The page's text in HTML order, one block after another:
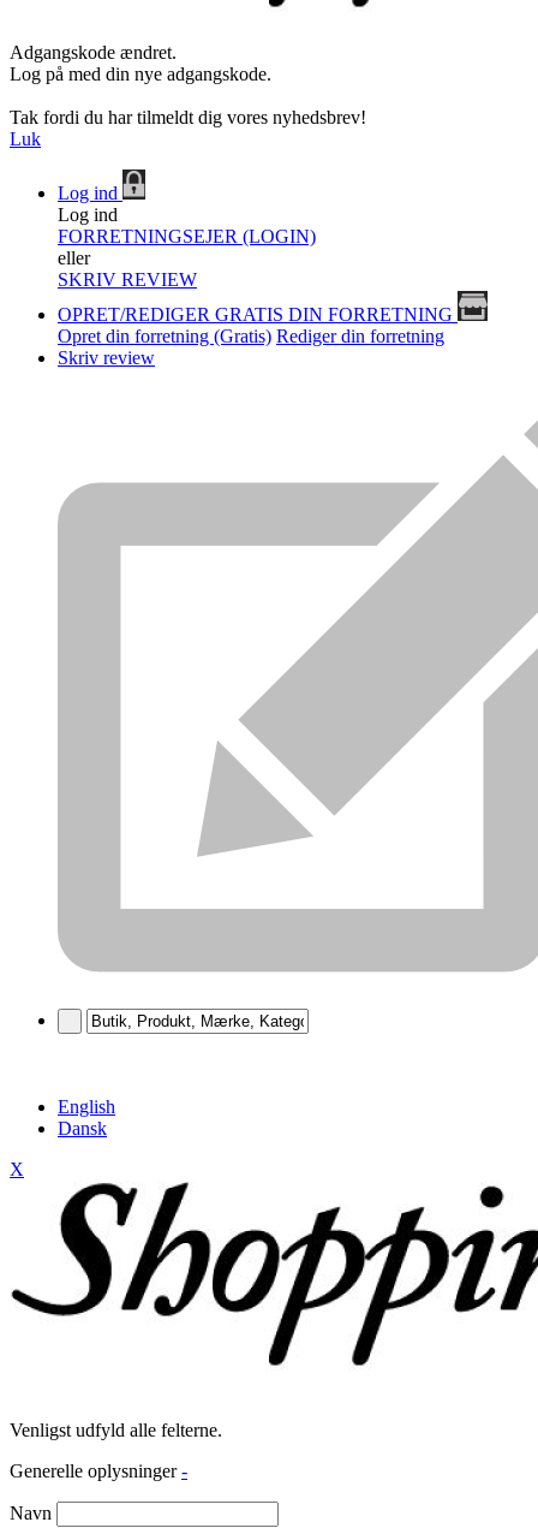
Adgangskode ændret.
Log på med din nye adgangskode.
Tak fordi du har tilmeldt dig vores nyhedsbrev!
Luk
Log ind
Log ind
FORRETNINGSEJER (LOGIN)
eller
SKRIV REVIEW
OPRET/REDIGER GRATIS DIN FORRETNING
Opret din forretning (Gratis) Rediger din forretning
Skriv review
English
Dansk
X
Venligst udfyld alle felterne.
Generelle oplysninger -
Navn